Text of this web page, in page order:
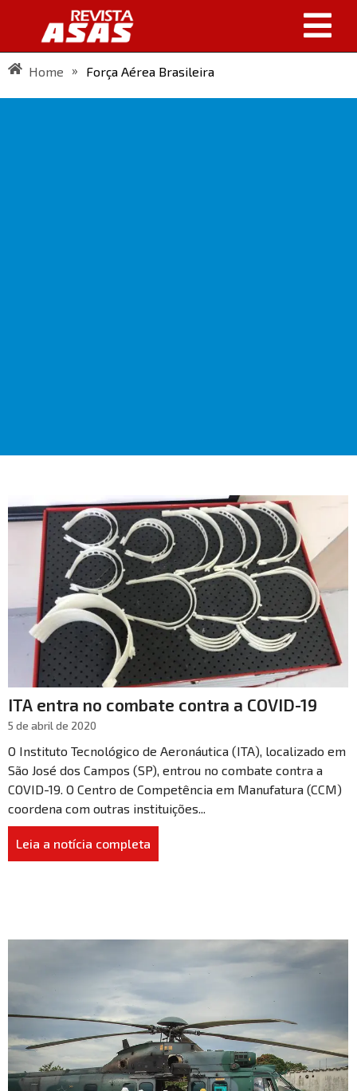
Home » Força Aérea Brasileira
ITA entra no combate contra a COVID-19
5 de abril de 2020
O Instituto Tecnológico de Aeronáutica (ITA), localizado em
São José dos Campos (SP), entrou no combate contra a
COVID-19. O Centro de Competência em Manufatura (CCM)
coordena com outras instituições...
Leia a notícia completa